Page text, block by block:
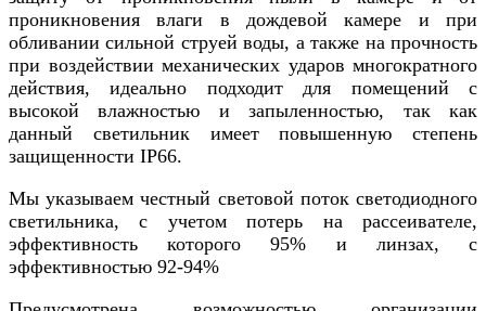
проникновения влаги в дождевой камере и при
обливании сильной струей воды, а также на прочность
при воздействии механических ударов многократного
действия, идеально подходит для помещений с
высокой влажностью и запыленностью, так как
данный светильник имеет повышенную степень
защищенности IP66.
Мы указываем честный световой поток светодиодного
светильника, с учетом потерь на рассеивателе,
эффективность которого 95% и линзах, с
эффективностью 92-94%